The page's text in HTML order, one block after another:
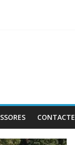
CONTACTE